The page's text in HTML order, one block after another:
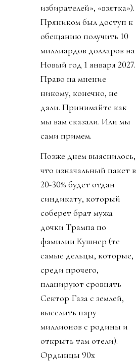
избирателей», «взятка»).
Пряником был доступ к
обещанию получить 10
миллиардов долларов на
Новый год 1 января 2027.
Право на мнение
никому, конечно, не
дали. Принимайте как
мы вам сказали. Или мы
сами примем.
Позже днем выяснилось,
что изначальный пакет в
20-30% будет отдан
синдикату, который
соберет брат мужа
дочки Трампа по
фамилии Кушнер (те
самые дельцы, которые,
среди прочего,
планируют сровнять
Сектор Газа с землей,
выселить пару
миллионов с родины и
открыть там отели).
Ордынцы 90х